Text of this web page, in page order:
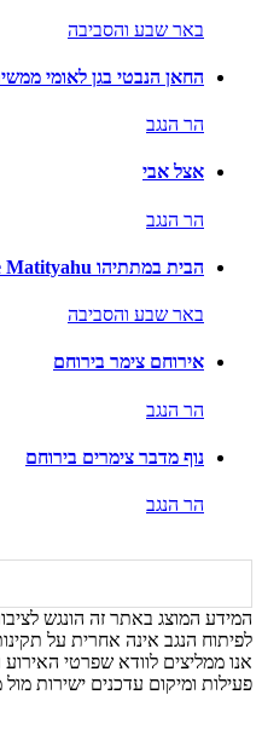
באר שבע והסביבה
החאן הנבטי בגן לאומי
הר הנגב
אצל אבי
הר הנגב
הבית במתתיהו HabaitBe Matityahu
באר שבע והסביבה
אירוחם צימר בירוחם
הר הנגב
נוף מדבר צימרים בירוחם
הר הנגב
המידע המוצג באתר זה הונגש
לפיתוח הנגב אינה אחרית על
אנו ממליצים לוודא שפרטי
פעילות ומיקום עדכנים ישירות